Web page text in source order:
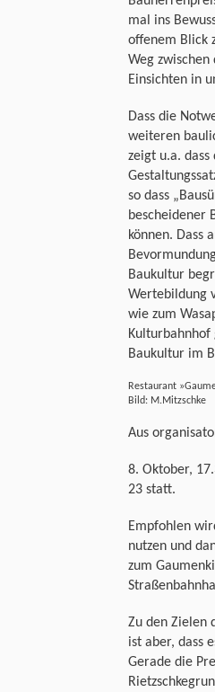
mal ins
offenem Blick
Weg
Einsichten in
Dass die
weiteren
zeigt u.a.
so dass
bescheidener
können. Dass
Baukultur
Wertebildung
wie zum
Baukultur im
Restaurant
Bild: M.Mitzschke
Aus
8. Oktober,
23 statt.
Empfohlen
nutzen und
zum
Zu den Zielen
ist aber, dass
Gerade die